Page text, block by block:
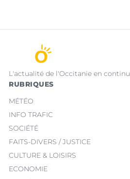
L'actualité de l'Occitanie en continu
RUBRIQUES
MÉTÉO
INFO TRAFIC
SOCIÉTÉ
FAITS-DIVERS / JUSTICE
CULTURE & LOISIRS
ECONOMIE